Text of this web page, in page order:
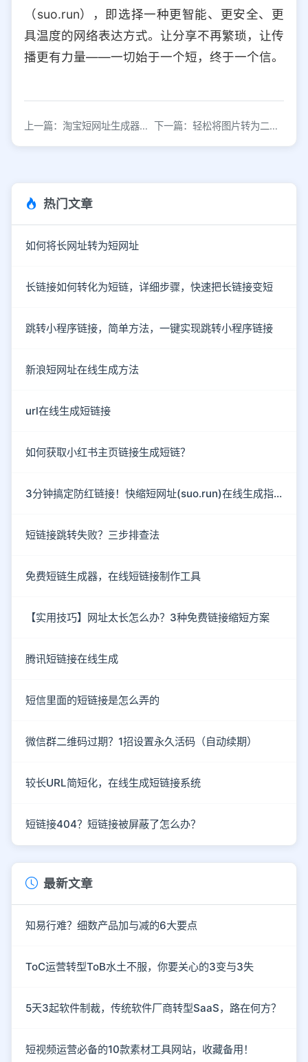
（suo.run），即选择一种更智能、更安全、更
具温度的网络表达方式。让分享不再繁琐，让传
播更有力量——一切始于一个短，终于一个信。
上一篇：淘宝短网址生成器：快速创建短链接提升分享效果 下一篇：轻松将图片转为二维码，快速制作方法分享
热门文章
如何将长网址转为短网址
长链接如何转化为短链，详细步骤，快速把长链接变短
跳转小程序链接，简单方法，一键实现跳转小程序链接
新浪短网址在线生成方法
url在线生成短链接
如何获取小红书主页链接生成短链？
3分钟搞定防红链接！快缩短网址(suo.run)在线生成指南
短链接跳转失败？三步排查法
免费短链生成器，在线短链接制作工具
【实用技巧】网址太长怎么办？3种免费链接缩短方案
腾讯短链接在线生成
短信里面的短链接是怎么弄的
微信群二维码过期？1招设置永久活码（自动续期）
较长URL简短化，在线生成短链接系统
短链接404？短链接被屏蔽了怎么办？
最新文章
知易行难？细数产品加与减的6大要点
ToC运营转型ToB水土不服，你要关心的3变与3失
5天3起软件制裁，传统软件厂商转型SaaS，路在何方？
短视频运营必备的10款素材工具网站，收藏备用！